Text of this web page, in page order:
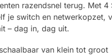
razendsnel terug. Met
je switch en
– dag in, dag uit.
van klein tot groot